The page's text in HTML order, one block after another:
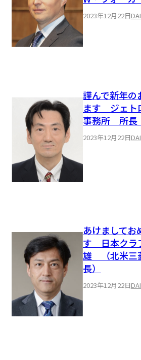
2023年12月22日
謹んで新年の
ます ジェト
事務所 所
2023年12月22日
あけましてお
す 日本ク
雄 （北米三
長）
2023年12月22日